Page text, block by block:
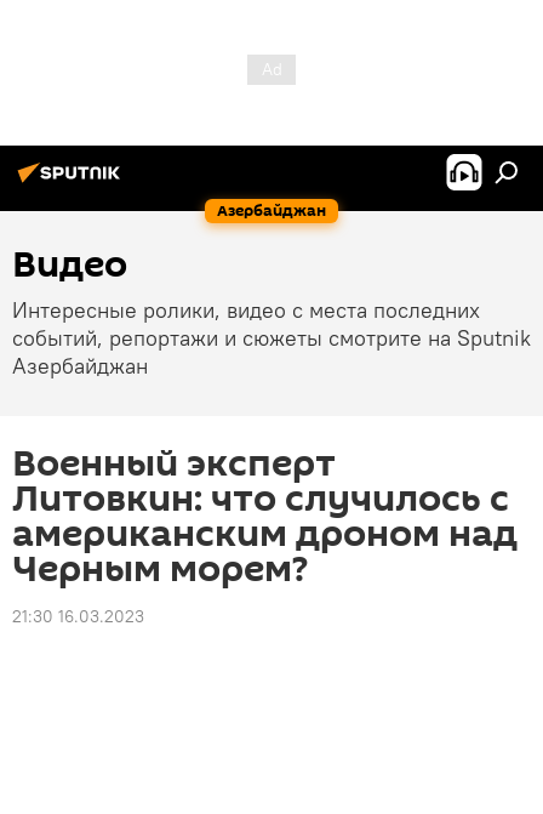
Азербайджан
Видео
Интересные ролики, видео с места последних
событий, репортажи и сюжеты смотрите на Sputnik
Азербайджан
Военный эксперт
Литовкин: что случилось с
американским дроном над
Черным морем?
21:30 16.03.2023